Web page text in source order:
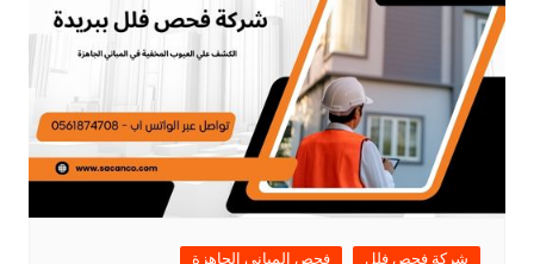
شركة فحص فلل فحص المباني الجاهزة